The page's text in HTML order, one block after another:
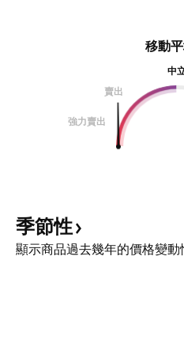
移動
中
賣出
強力賣出
季節性
顯示商品過去幾年的價格變動